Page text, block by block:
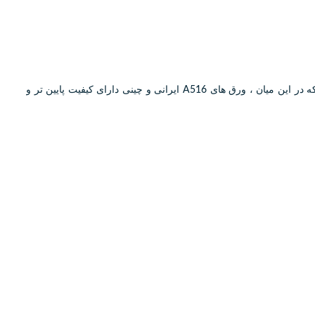
شرکت های داخلی مخزن سازی، عمدتا از ورق های ساخت ایران ( فولاد مبارکه ) و ساخت کشورهای اوکراین ، کره جنوبی و چین استفاده می کنند که در این میان ، ورق های A516 ایرانی و چینی دارای کیفیت پایین تر و